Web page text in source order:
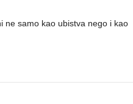
ne samo kao ubistva nego i kao